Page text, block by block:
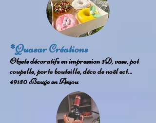
*Quasar Créations
Objets décoratifs en impression 3D, vase, pot
coupelle, porte bouteille, déco de noël ect...
49150 Bauge en Anjou